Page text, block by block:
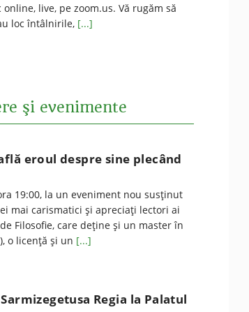
live, pe zoom.us. Vă rugăm să
loc întâlnirile, [...]
şi evenimente
eroul despre sine plecând
19:00, la un eveniment nou susţinut
mai carismatici şi apreciaţi lectori ai
Filosofie, care deţine şi un master în
o licenţă şi un [...]
Regia la Palatul